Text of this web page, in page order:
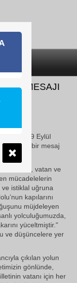
MESAJI
Günü
17:09
Şahin, 19 Eylül
bir mesaj
"Gazilik, vatan ve
mücadelelerin
istiklal uğruna
kapılarını
müjdeleyen
yolculuğumuzda,
yüceltmiştir."
ve düşüncelere yer
çıkılan yolun
gönlünde,
vatanı için her